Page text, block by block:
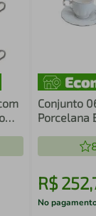
Conjunto
Porcelana
R$ 252,
No